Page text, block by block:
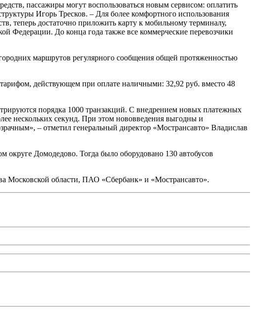
пассажиры могут воспользоваться новым сервисом: оплатить
Игорь Тресков. – Для более комфортного использования
теперь достаточно приложить карту к мобильному терминалу,
Федерации. До конца года также все коммерческие перевозчики
маршрутов регулярного сообщения общей протяженностью
действующем при оплате наличными: 32,92 руб. вместо 48
порядка 1000 транзакций. С внедрением новых платежных
нескольких секунд. При этом нововведения выгодны и
– отметил генеральный директор «Мострансавто» Владислав
округе Домодедово. Тогда было оборудовано 130 автобусов
Московской области, ПАО «Сбербанк» и «Мострансавто».